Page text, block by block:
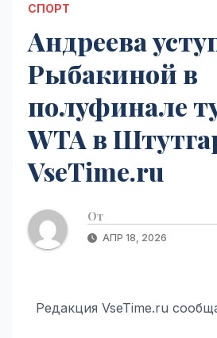
СПОРТ
Андреева
Рыбакиной в
полуфинале
WTA в
VseTime.ru
От
АПР 18, 2026
Редакция VseTime.ru